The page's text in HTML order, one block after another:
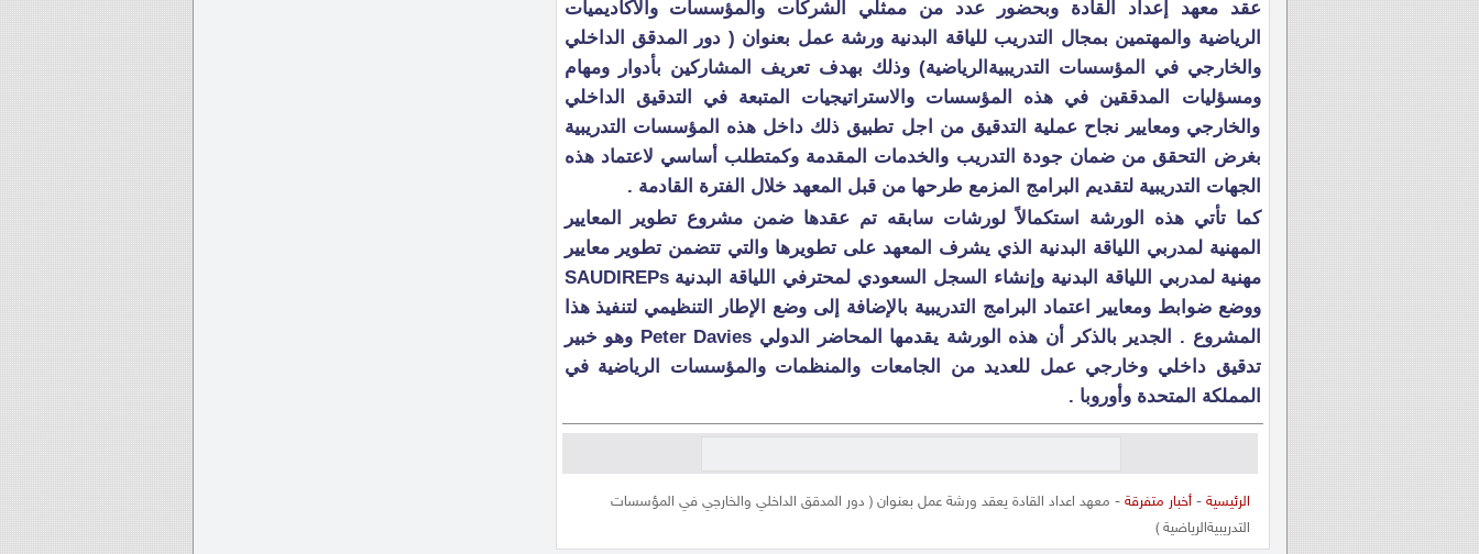
عقد معهد إعداد القادة وبحضور عدد من ممثلي الشركات والمؤسسات والأكاديميات
الرياضية والمهتمين بمجال التدريب للياقة البدنية ورشة عمل بعنوان ( دور المدقق الداخلي
والخارجي في المؤسسات التدريبيةالرياضية) وذلك بهدف تعريف المشاركين بأدوار ومهام
ومسؤليات المدققين في هذه المؤسسات والاستراتيجيات المتبعة في التدقيق الداخلي
والخارجي ومعايير نجاح عملية التدقيق من اجل تطبيق ذلك داخل هذه المؤسسات التدريبية
بغرض التحقق من ضمان جودة التدريب والخدمات المقدمة وكمتطلب أساسي لاعتماد هذه
الجهات التدريبية لتقديم البرامج المزمع طرحها من قبل المعهد خلال الفترة القادمة .
كما تأتي هذه الورشة استكمالاً لورشات سابقه تم عقدها ضمن مشروع تطوير المعايير
المهنية لمدربي اللياقة البدنية الذي يشرف المعهد على تطويرها والتي تتضمن تطوير معايير
مهنية لمدربي اللياقة البدنية وإنشاء السجل السعودي لمحترفي اللياقة البدنية SAUDIREPs
ووضع ضوابط ومعايير اعتماد البرامج التدريبية بالإضافة إلى وضع الإطار التنظيمي لتنفيذ هذا
المشروع . الجدير بالذكر أن هذه الورشة يقدمها المحاضر الدولي Peter Davies وهو خبير
تدقيق داخلي وخارجي عمل للعديد من الجامعات والمنظمات والمؤسسات الرياضية في
المملكة المتحدة وأوروبا .
الرئيسية -أخبار متفرقة - معهد اعداد القادة يعقد ورشة عمل بعنوان ( دور المدقق الداخلي والخارجي في المؤسسات
التدريبيةالرياضية )